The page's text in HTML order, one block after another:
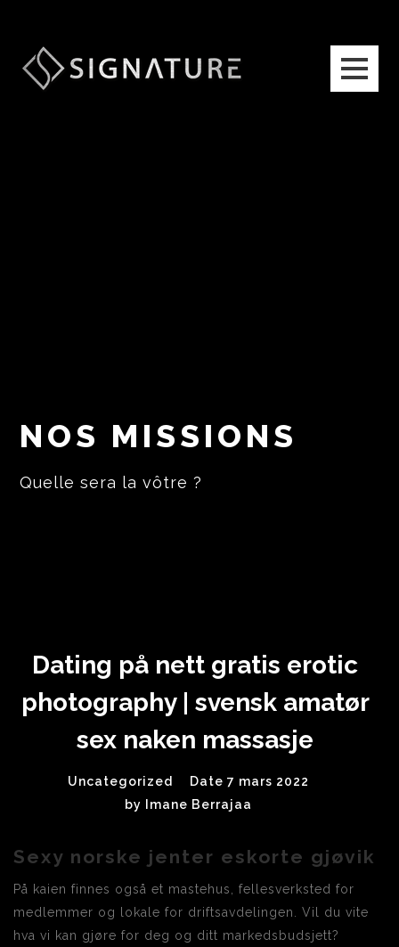
NOS MISSIONS
Quelle sera la vôtre ?
Dating på nett gratis erotic
photography | svensk amatør
sex naken massasje
Uncategorized
Date 7 mars 2022
by
Imane Berrajaa
Sexy norske jenter eskorte gjøvik
På kaien finnes også et mastehus, fellesverksted for
medlemmer og lokale for driftsavdelingen. Vil du vite
hva vi kan gjøre for deg og ditt markedsbudsjett?